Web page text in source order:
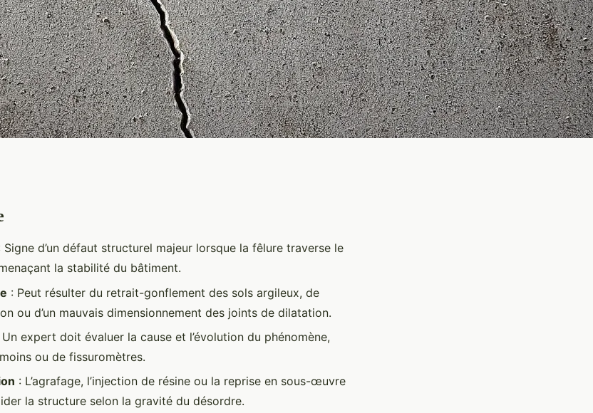
la fissure
Signe d’un défaut structurel majeur lorsque la fêlure traverse le
la stabilité du bâtiment.
: Peut résulter du retrait-gonflement des sols argileux, de
ou d’un mauvais dimensionnement des joints de dilatation.
Un expert doit évaluer la cause et l’évolution du phénomène,
ou de fissuromètres.
: L’agrafage, l’injection de résine ou la reprise en sous-œuvre
la structure selon la gravité du désordre.